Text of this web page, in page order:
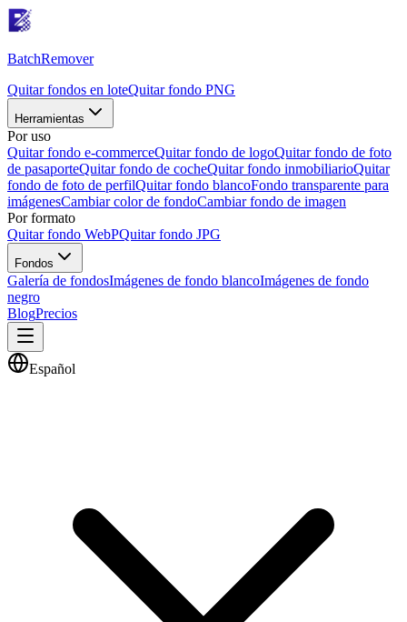
BatchRemover
Quitar fondos en loteQuitar fondo PNG
Herramientas
Por uso
Quitar fondo e-commerceQuitar fondo de logoQuitar fondo de foto
de pasaporteQuitar fondo de cocheQuitar fondo inmobiliarioQuitar
fondo de foto de perfilQuitar fondo blancoFondo transparente para
imágenesCambiar color de fondoCambiar fondo de imagen
Por formato
Quitar fondo WebPQuitar fondo JPG
Fondos
Galería de fondosImágenes de fondo blancoImágenes de fondo
negro
BlogPrecios
Español